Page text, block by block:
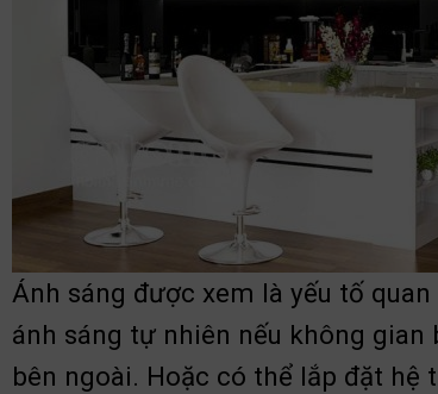
Ánh sáng được xem là yếu tố
ánh sáng tự nhiên nếu không
bên ngoài. Hoặc có thể lắp đặt